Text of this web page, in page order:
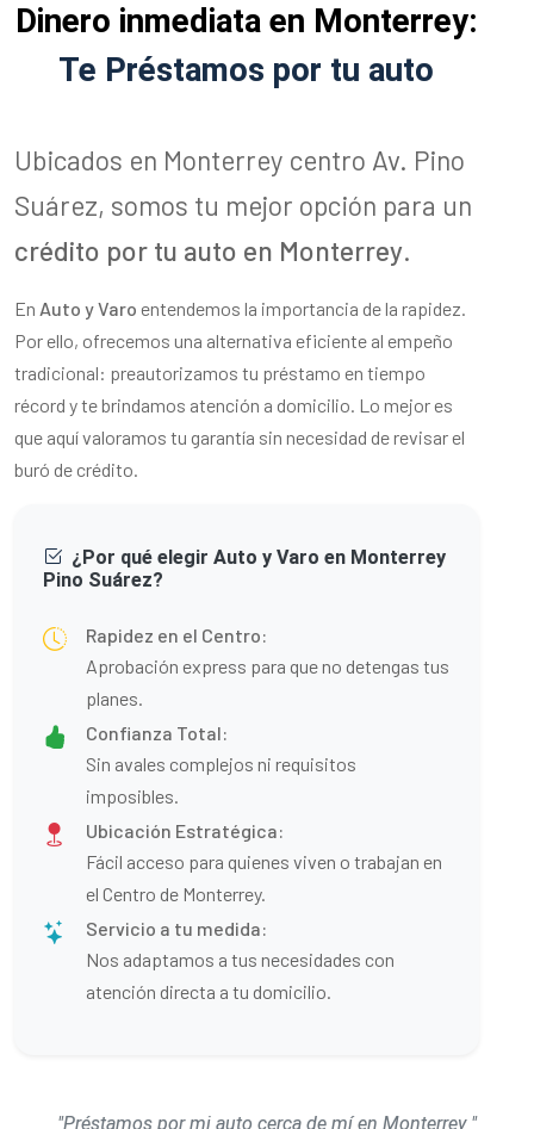
Dinero inmediata en Monterrey:
Te Préstamos por tu auto
Ubicados en Monterrey centro Av. Pino
Suárez, somos tu mejor opción para un
crédito por tu auto en Monterrey.
En Auto y Varo entendemos la importancia de la rapidez.
Por ello, ofrecemos una alternativa eficiente al empeño
tradicional: preautorizamos tu préstamo en tiempo
récord y te brindamos atención a domicilio. Lo mejor es
que aquí valoramos tu garantía sin necesidad de revisar el
buró de crédito.
¿Por qué elegir Auto y Varo en Monterrey
Pino Suárez?
Rapidez en el Centro:
Aprobación express para que no detengas tus
planes.
Confianza Total:
Sin avales complejos ni requisitos
imposibles.
Ubicación Estratégica:
Fácil acceso para quienes viven o trabajan en
el Centro de Monterrey.
Servicio a tu medida:
Nos adaptamos a tus necesidades con
atención directa a tu domicilio.
"Préstamos por mi auto cerca de mí en Monterrey "